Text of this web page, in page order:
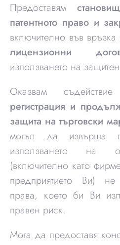
Предоставям
патентното право и
включително във връзка
лицензионни
използването на
Оказвам
регистрация и
защита на търговски
могъл да извърша
използването на
(включително като
предприятието Ви)
права, което би Ви
правен риск.
Мога да предоставя